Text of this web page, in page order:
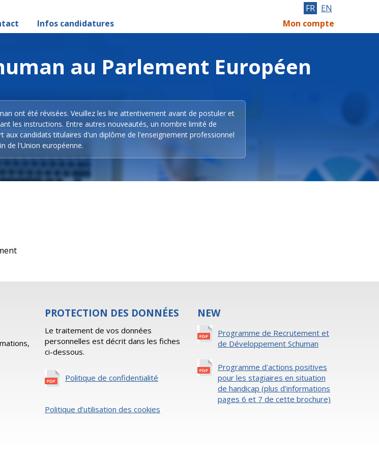
Infos candidatures
FR EN
Mon compte
au Parlement Européen
ont été révisées. Veuillez les lire attentivement avant de postuler et
les instructions. Entre autres nouveautés, un nombre limité de
aux candidats titulaires d'un diplôme de l'enseignement professionnel
de l'Union européenne.
PROTECTION DES DONNÉES
Le traitement de vos données
personnelles est décrit dans les fiches
ci-dessous.
Politique de confidentialité
Politique d’utilisation des cookies
NEW
Programme de Recrutement et
de Développement Schuman
Programme d'actions positives
pour les stagiaires en situation
de handicap (plus d'informations
pages 6 et 7 de cette brochure)